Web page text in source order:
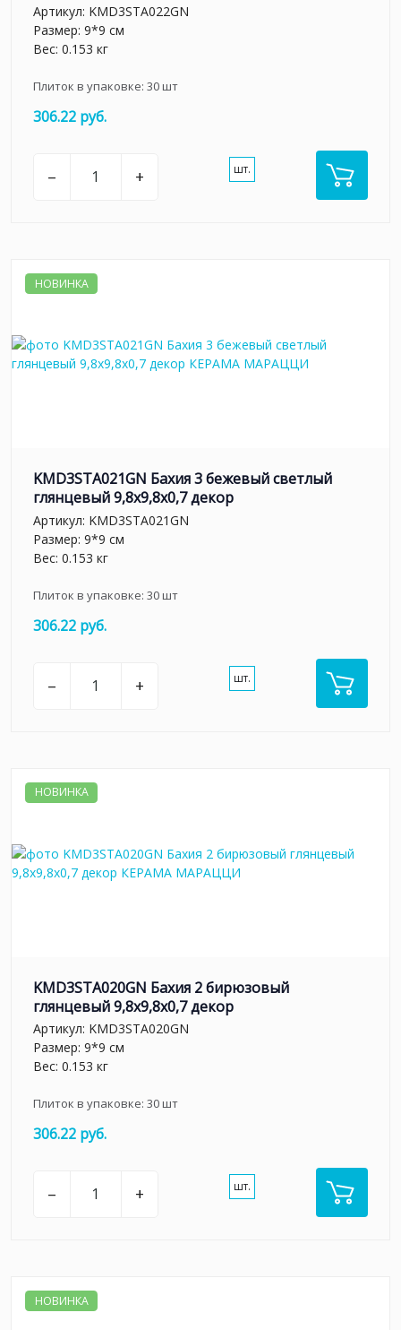
Артикул: KMD3STA022GN
Размер: 9*9 см
Вес: 0.153 кг
Плиток в упаковке: 30шт
306.22 руб.
– + шт.
НОВИНКА
KMD3STA021GN Бахия 3 бежевый светлый
глянцевый 9,8x9,8x0,7 декор
Артикул: KMD3STA021GN
Размер: 9*9 см
Вес: 0.153 кг
Плиток в упаковке: 30шт
306.22 руб.
– + шт.
НОВИНКА
KMD3STA020GN Бахия 2 бирюзовый
глянцевый 9,8x9,8x0,7 декор
Артикул: KMD3STA020GN
Размер: 9*9 см
Вес: 0.153 кг
Плиток в упаковке: 30шт
306.22 руб.
– + шт.
НОВИНКА